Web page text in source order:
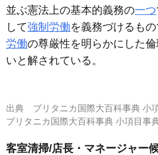
並ぶ憲法上の基本的義務の一つ
して強制労働を義務づけるも
労働の尊厳性を明らかにした
いと解されている。
出典 ブリタニカ国際大百科事典 小
ブリタニカ国際大百科事典 小項目
客室清掃/店長・マネージャー